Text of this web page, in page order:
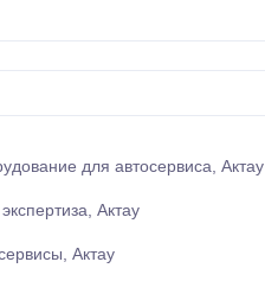
для автосервиса, Актау
Актау
Актау